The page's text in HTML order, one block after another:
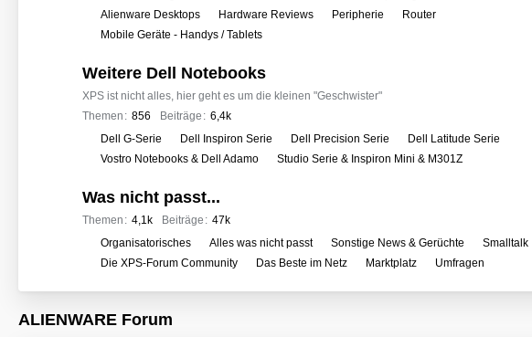
n
r
f
o
Alienware Desktops
Hardware Reviews Peripherie
Router
Mobile Geräte - Handys / Tablets
Weitere Dell Notebooks
XPS ist nicht alles, hier geht es um die kleinen "Geschwister"
Themen
856 Beiträge 6,4k
e
r
n
Dell G-Serie Dell Inspiron Serie Dell Precision Serie
Dell Latitude Serie
Vostro Notebooks & Dell Adamo
Studio Serie & Inspiron Mini & M301Z
Was nicht passt...
Themen 4,1k Beiträge 47k
r
Organisatorisches Alles was nicht passt Sonstige News & Gerüchte
Smalltalk
Die XPS-Forum Community
Das Beste im Netz Marktplatz Umfragen
ALIENWARE Forum